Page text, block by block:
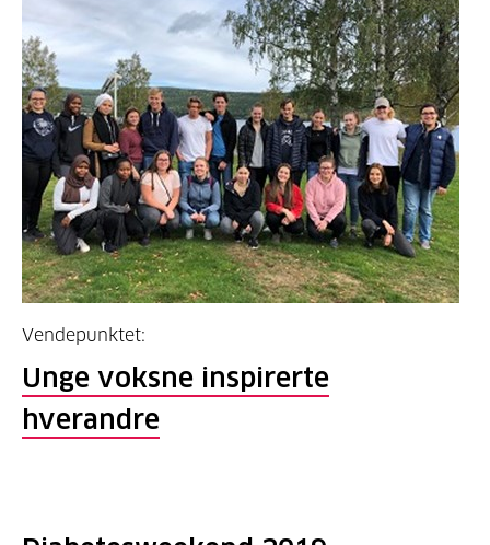
Vendepunktet:
Unge voksne inspirerte
hverandre